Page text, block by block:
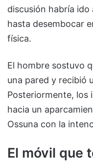
discusión habría
hasta desembocar
física.
El hombre sostuvo
una pared y recibió
Posteriormente, los
hacia un
Ossuna con la
El móvil que